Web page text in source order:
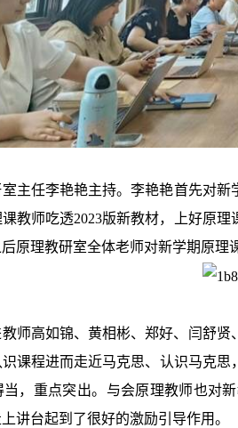
主任李艳艳主持。李艳艳首先对
教师吃透2023版新教材，上好原理
原理教研室全体老师对新学期原理
师高如锦、黄相彬、郑好、闫舒
课程进而走近马克思、认识马克
，重点突出。与会原理教师也对
讲台起到了很好的激励引导作用。